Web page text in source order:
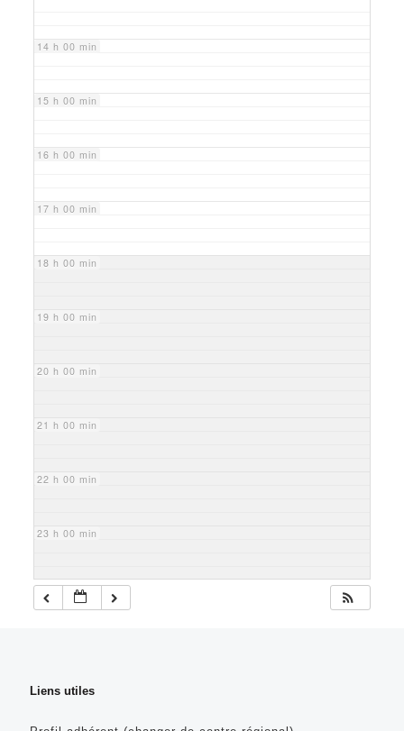
14 h 00 min
15 h 00 min
16 h 00 min
17 h 00 min
18 h 00 min
19 h 00 min
20 h 00 min
21 h 00 min
22 h 00 min
23 h 00 min
Liens utiles